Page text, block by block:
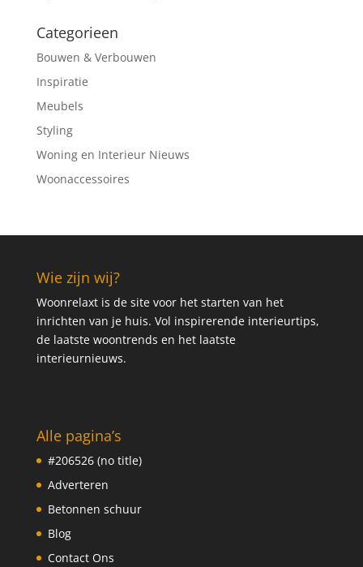
Categorieen
Bouwen & Verbouwen
Inspiratie
Meubels
Styling
Woning en Interieur Nieuws
Woonaccessoires
Wie zijn wij?
Woonrelaxt is de site voor het starten van het
inrichten van je huis. Vol inspirerende interieurtips,
de laatste woontrends en het laatste
interieurnieuws.
Alle pagina’s
#206526 (no title)
Adverteren
Betonnen schuur
Blog
Contact Ons